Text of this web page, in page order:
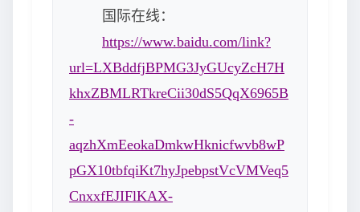
国际在线：
https://www.baidu.com/link?
url=LXBddfjBPMG3JyGUcyZcH7H
khxZBMLRTkreCii30dS5QqX6965B
-
aqzhXmEeokaDmkwHknicfwvb8wP
pGX10tbfqiKt7hyJpebpstVcVMVeq5
CnxxfEJIFlKAX-